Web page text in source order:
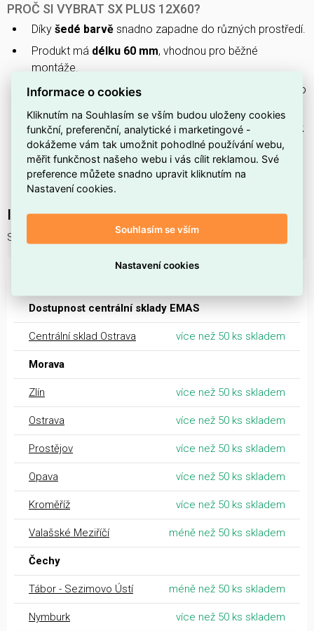
PROČ SI VYBRAT SX PLUS 12X60?
Díky šedé barvě snadno zapadne do různých prostředí.
Produkt má délku 60 mm, vhodnou pro běžné
montáže.
Vyrobeno zpolyamidu (PA)
, odolného plastu vhodného
Pro montáž je doporučenprůměr vrtaného otvoru 12
mm.
Dodávánobez šroubu, takže lze zvolit typ upevnění
podle potřeby.
Interní název produktu
SX Plus 12x60
Dostupnost centrální sklady EMAS
Centrální sklad Ostrava více než 50 ks skladem
Morava
Zlín více než 50 ks skladem
Ostrava více než 50 ks skladem
Prostějov více než 50 ks skladem
Opava více než 50 ks skladem
Kroměříž více než 50 ks skladem
Valašské Meziříčí méně než 50 ks skladem
Čechy
Tábor - Sezimovo Ústí méně než 50 ks skladem
Nymburk více než 50 ks skladem
Informace o cookies
Kliknutím na Souhlasím se vším budou uloženy cookies
funkční, preferenční, analytické i marketingové -
dokážeme vám tak umožnit pohodlné používání webu,
měřit funkčnost našeho webu i vás cílit reklamou. Své
preference můžete snadno upravit kliknutím na
Nastavení cookies.
Souhlasím se vším
Nastavení cookies